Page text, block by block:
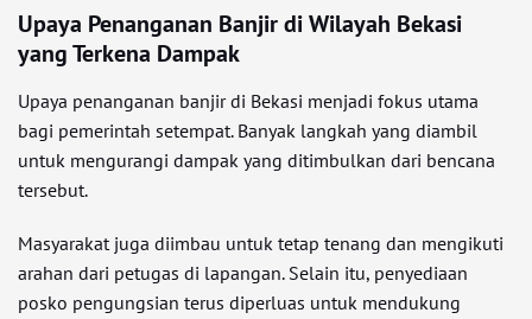
Upaya Penanganan Banjir di Wilayah Bekasi
yang Terkena Dampak
Upaya penanganan banjir di Bekasi menjadi fokus utama
bagi pemerintah setempat. Banyak langkah yang diambil
untuk mengurangi dampak yang ditimbulkan dari bencana
tersebut.
Masyarakat juga diimbau untuk tetap tenang dan mengikuti
arahan dari petugas di lapangan. Selain itu, penyediaan
posko pengungsian terus diperluas untuk mendukung